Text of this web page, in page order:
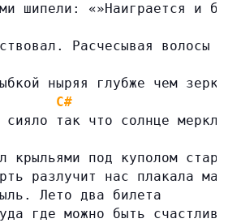
шипели: «»Наиграется и
Расчесывая волосы
ныряя глубже чем
C#
сияло так что солнце меркло.
крыльями под куполом
разлучит нас плакала
Лето два билета
где можно быть